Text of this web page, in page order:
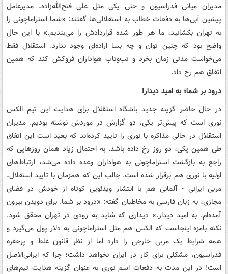
مدیران میانی فدراسیون و حتی یکی مثل علی فتح‌الله‌زاده، مدیرعامل
پیشین آبی‌ها به دفعات خطاب به استقلالی‌ها گفتند: «شما استراماچونی را
به تهران بکشانید، ما هر طور شده قراردادش را می‌بندیم.» با این حال
واضح بود که چنین توان و چه بسا اراده‌ای وجود ندارد. استقلال فقط
می‌خواست مدتی زمان بخرد و تب‌وتاب هواداران فروکش کند که همین
اتفاق هم رخ داد.
درود بر شما؛ به امید دیدار!
در حال حاضر گزینه جدید باشگاه استقلال برای هدایت این تیم الکس
نوری است که پیش‌تر یکی، دو گزارش در موردش نوشته بودیم. مدیران
استقلال در حالی مذاکره با نوری را تایید کرده‌اند که بعید است این اتفاق
طی همین یکی، دو روز رخ داده باشد. به احتمال زیاد همان روزهایی که
راجع‌ به بازگشت استراماچونی به هواداران وعده داده می‌شد، ارتباط‌های
اولیه با نوری هم برقرار شده است. جالب این که همزمان با تایید استقلال،
مربی ایرانی - آلمانی هم با انتشار ویدئویی کوتاه از خودش در فضای
مجازی، به زبان فارسی به مخاطبان گفته: «درود بر شما. برای دویدن بیرون
آمده‌ام. به امید دیدار.» دیداری که شاید به زودی در تهران محقق شود.
نکته بامزه اینجاست که الکس هم مثل استراماچونی به دلار پول می‌گیرد و
همه شرایط یک مربی خارجی را دارد اما از نظر قانون غلط و پرحفره
فدراسیون، مشکلی برای کار در ایران نخواهد داشت؛ چرا که ایرانی‌الاصل
است! در این مدت به دفعات اسم نوری به‌ عنوان گزینه هدایت تیم‌های